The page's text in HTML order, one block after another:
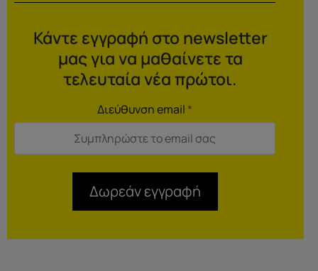
Κάντε εγγραφή στο newsletter
μας για να μαθαίνετε τα
τελευταία νέα πρώτοι.
Διεύθυνση email*
Δωρεάν εγγραφή